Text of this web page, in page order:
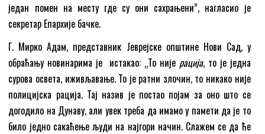
један помен на месту где су они сахрањени”, нагласио је
секретар Епархије бачке.
Г. Мирко Адам, представник Јеврејске општине Нови Сад, у
обраћању новинарима је истакао: „То није рација, то је једна
сурова освета, иживљавање. То је ратни злочин, то никако није
полицијска рација. Тај назив је постао појам за оно што се
догодило на Дунаву, али увек треба да имамо у памети да је то
било једно сакаћење људи на најгори начин. Слажем се да ће